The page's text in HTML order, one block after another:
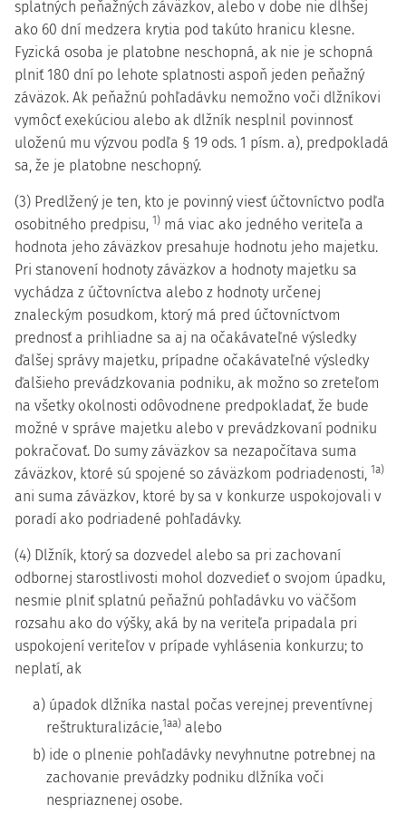
splatných peňažných záväzkov, alebo v dobe nie dlhšej
ako 60 dní medzera krytia pod takúto hranicu klesne.
Fyzická osoba je platobne neschopná, ak nie je schopná
plniť 180 dní po lehote splatnosti aspoň jeden peňažný
záväzok. Ak peňažnú pohľadávku nemožno voči dlžníkovi
vymôcť exekúciou alebo ak dlžník nesplnil povinnosť
uloženú mu výzvou podľa § 19 ods. 1 písm. a), predpokladá
sa, že je platobne neschopný.
(3) Predlžený je ten, kto je povinný viesť účtovníctvo podľa
osobitného predpisu, 1) má viac ako jedného veriteľa a
hodnota jeho záväzkov presahuje hodnotu jeho majetku.
Pri stanovení hodnoty záväzkov a hodnoty majetku sa
vychádza z účtovníctva alebo z hodnoty určenej
znaleckým posudkom, ktorý má pred účtovníctvom
prednosť a prihliadne sa aj na očakávateľné výsledky
ďalšej správy majetku, prípadne očakávateľné výsledky
ďalšieho prevádzkovania podniku, ak možno so zreteľom
na všetky okolnosti odôvodnene predpokladať, že bude
možné v správe majetku alebo v prevádzkovaní podniku
pokračovať. Do sumy záväzkov sa nezapočítava suma
záväzkov, ktoré sú spojené so záväzkom podriadenosti, 1a)
ani suma záväzkov, ktoré by sa v konkurze uspokojovali v
poradí ako podriadené pohľadávky.
(4) Dlžník, ktorý sa dozvedel alebo sa pri zachovaní
odbornej starostlivosti mohol dozvedieť o svojom úpadku,
nesmie plniť splatnú peňažnú pohľadávku vo väčšom
rozsahu ako do výšky, aká by na veriteľa pripadala pri
uspokojení veriteľov v prípade vyhlásenia konkurzu; to
neplatí, ak
a) úpadok dlžníka nastal počas verejnej preventívnej
reštrukturalizácie,1aa) alebo
b) ide o plnenie pohľadávky nevyhnutne potrebnej na
zachovanie prevádzky podniku dlžníka voči
nespriaznenej osobe.